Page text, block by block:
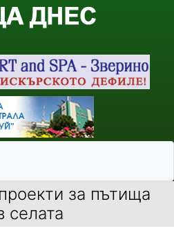
за пътища
селата